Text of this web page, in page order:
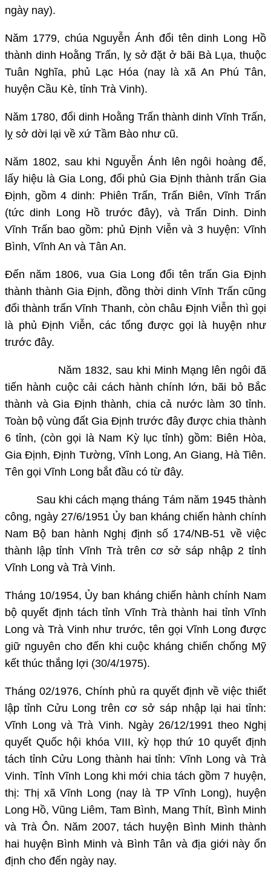
ngày nay).
Năm 1779, chúa Nguyễn Ánh đổi tên dinh Long Hồ
thành dinh Hoằng Trấn, lỵ sở đặt ở bãi Bà Lụa, thuộc
Tuân Nghĩa, phủ Lạc Hóa (nay là xã An Phú Tân,
huyện Cầu Kè, tỉnh Trà Vinh).
Năm 1780, đổi dinh Hoằng Trấn thành dinh Vĩnh Trấn,
lỵ sở dời lại về xứ Tầm Bào như cũ.
Năm 1802, sau khi Nguyễn Ánh lên ngôi hoàng đế,
lấy hiệu là Gia Long, đổi phủ Gia Định thành trấn Gia
Định, gồm 4 dinh: Phiên Trấn, Trấn Biên, Vĩnh Trấn
(tức dinh Long Hồ trước đây), và Trấn Dinh. Dinh
Vĩnh Trấn bao gồm: phủ Định Viễn và 3 huyện: Vĩnh
Bình, Vĩnh An và Tân An.
Đến năm 1806, vua Gia Long đổi tên trấn Gia Định
thành thành Gia Định, đồng thời dinh Vĩnh Trấn cũng
đổi thành trấn Vĩnh Thanh, còn châu Định Viễn thì gọi
là phủ Định Viễn, các tổng được gọi là huyện như
trước đây.
Năm 1832, sau khi Minh Mạng lên ngôi đã
tiến hành cuộc cải cách hành chính lớn, bãi bỏ Bắc
thành và Gia Định thành, chia cả nước làm 30 tỉnh.
Toàn bộ vùng đất Gia Định trước đây được chia thành
6 tỉnh, (còn gọi là Nam Kỳ lục tỉnh) gồm: Biên Hòa,
Gia Định, Định Tường, Vĩnh Long, An Giang, Hà Tiên.
Tên gọi Vĩnh Long bắt đầu có từ đây.
Sau khi cách mạng tháng Tám năm 1945 thành
công, ngày 27/6/1951 Ủy ban kháng chiến hành chính
Nam Bộ ban hành Nghị định số 174/NB-51 về việc
thành lập tỉnh Vĩnh Trà trên cơ sở sáp nhập 2 tỉnh
Vĩnh Long và Trà Vinh.
Tháng 10/1954, Ủy ban kháng chiến hành chính Nam
bộ quyết định tách tỉnh Vĩnh Trà thành hai tỉnh Vĩnh
Long và Trà Vinh như trước, tên gọi Vĩnh Long được
giữ nguyên cho đến khi cuộc kháng chiến chống Mỹ
kết thúc thắng lợi (30/4/1975).
Tháng 02/1976, Chính phủ ra quyết định về việc thiết
lập tỉnh Cửu Long trên cơ sở sáp nhập lại hai tỉnh:
Vĩnh Long và Trà Vinh. Ngày 26/12/1991 theo Nghị
quyết Quốc hội khóa VIII, kỳ họp thứ 10 quyết định
tách tỉnh Cửu Long thành hai tỉnh: Vĩnh Long và Trà
Vinh. Tỉnh Vĩnh Long khi mới chia tách gồm 7 huyện,
thị: Thị xã Vĩnh Long (nay là TP Vĩnh Long), huyện
Long Hồ, Vũng Liêm, Tam Bình, Mang Thít, Bình Minh
và Trà Ôn. Năm 2007, tách huyện Bình Minh thành
hai huyện Bình Minh và Bình Tân và địa giới này ổn
định cho đến ngày nay.